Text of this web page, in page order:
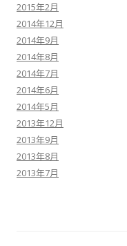
2015年2月
2014年12月
2014年9月
2014年8月
2014年7月
2014年6月
2014年5月
2013年12月
2013年9月
2013年8月
2013年7月